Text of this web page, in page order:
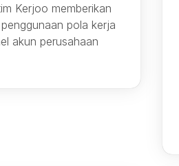
Kerjoo memberikan
pola kerja
akun perusahaan